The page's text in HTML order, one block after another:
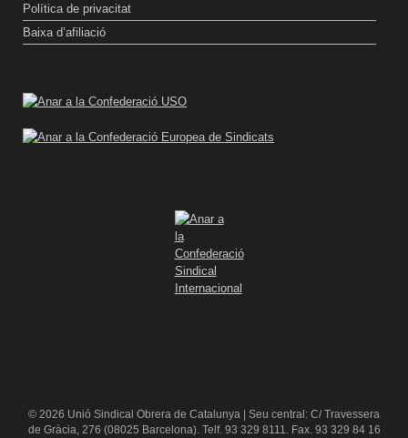
Política de privacitat
Baixa d’afiliació
© 2026 Unió Sindical Obrera de Catalunya | Seu central: C/ Travessera
de Gràcia, 276 (08025 Barcelona). Telf. 93 329 8111. Fax. 93 329 84 16